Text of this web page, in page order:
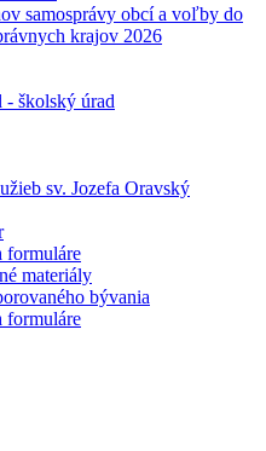
samosprávy obcí a voľby do
krajov 2026
- školský úrad
sv. Jozefa Oravský
formuláre
materiály
bývania
formuláre